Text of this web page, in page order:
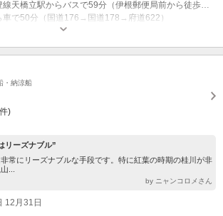
(1)京都丹後鉄道宮豊線天橋立駅からバスで59分（伊根郵便局前から徒歩で5分）
車で50分（国道176→国道178→府道622）
・納涼船
)
リーズナブル”
常にリーズナブルな手段です。特に紅葉の時期の桂川が非
...
by ニャンコロメさん
12月31日